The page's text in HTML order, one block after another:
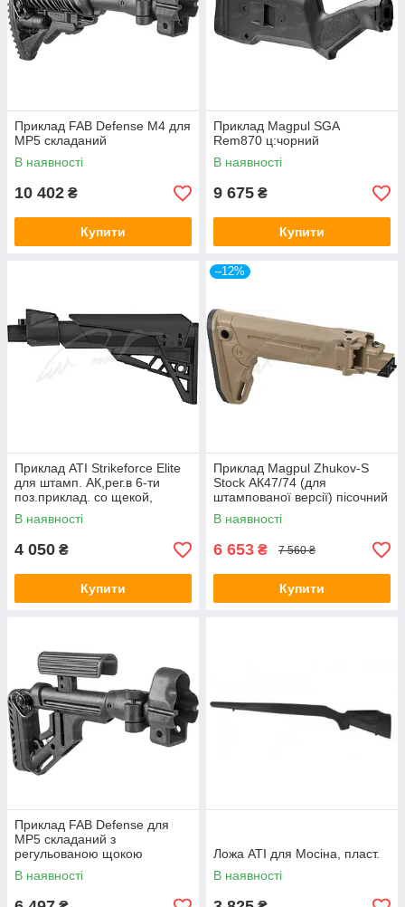
Приклад FAB Defense M4 для
MP5 складаний
В наявності
10 402 ₴
Купити
Приклад Magpul SGA
Rem870 ц:чорний
В наявності
9 675 ₴
Купити
Приклад ATI Strikeforce Elite
для штамп. АК,рег.в 6-ти
поз.приклад. со щекой,
пластик, затыльник.
В наявності
4 050 ₴
Купити
–12%
Приклад Magpul Zhukov-S
Stock АК47/74 (для
штампованої версії) пісочний
В наявності
6 653 ₴ 7 560 ₴
Купити
Приклад FAB Defense для
MP5 складаний з
регульованою щокою
В наявності
Ложа ATI для Мосіна, пласт.
В наявності